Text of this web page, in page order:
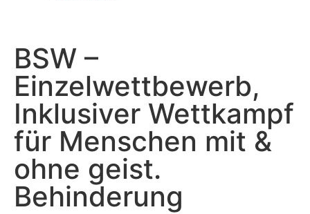
BSW –
Einzelwettbewerb,
Inklusiver Wettkampf
für Menschen mit &
ohne geist.
Behinderung